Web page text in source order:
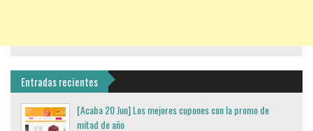
Entradas recientes
[Acaba 20 Jun] Los mejores cupones con la promo de
mitad de año